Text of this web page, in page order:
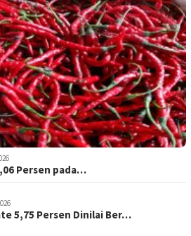
Persen pada…
5,75 Persen Dinilai Ber…